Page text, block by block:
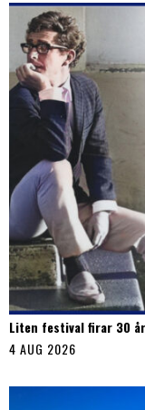
Liten festival firar 30
4 AUG 2026